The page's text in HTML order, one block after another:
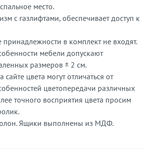
место.
с газлифтами, обеспечивает доступ к
в комплект не входят.
мебели допускают
размеров ± 2 см.
цвета могут отличаться от
цветопередачи различных
точного восприятия цвета просим
Ящики выполнены из МДФ.